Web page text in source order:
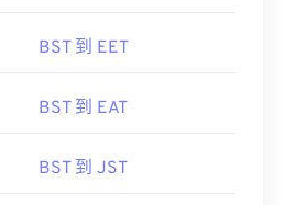
BST 到 EET
BST 到 EAT
BST 到 JST